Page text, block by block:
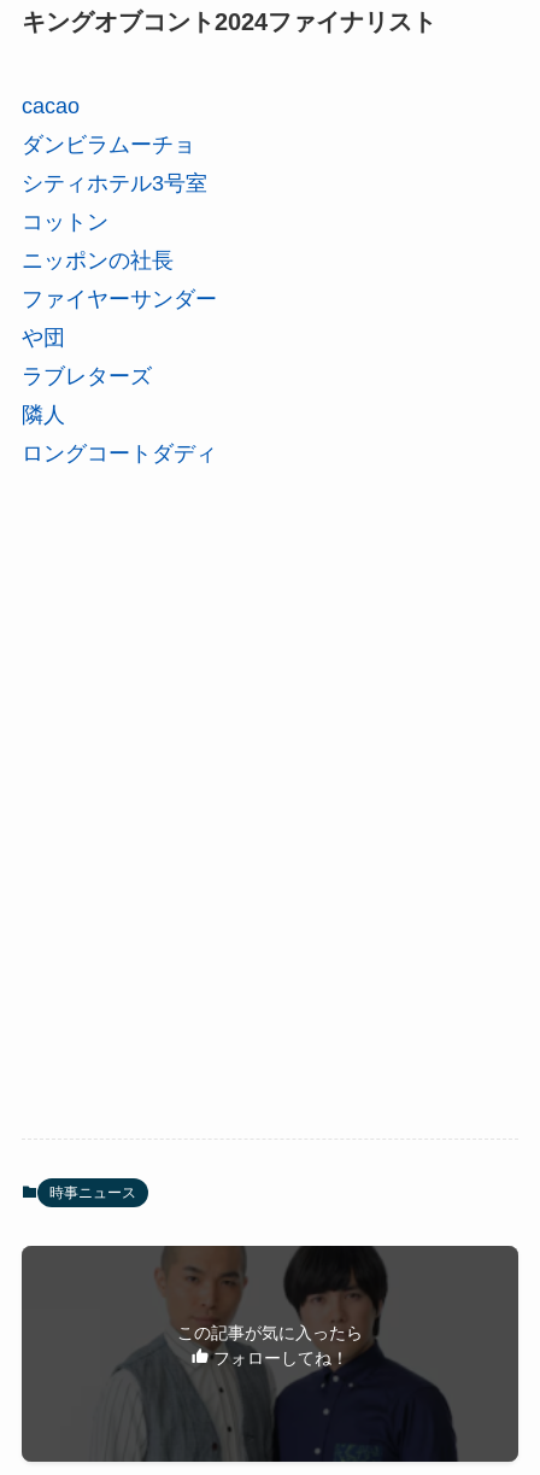
キングオブコント2024ファイナリスト
cacao
ダンビラムーチョ
シティホテル3号室
コットン
ニッポンの社長
ファイヤーサンダー
や団
ラブレターズ
隣人
ロングコートダディ
時事ニュース
この記事が気に入ったら
フォローしてね！